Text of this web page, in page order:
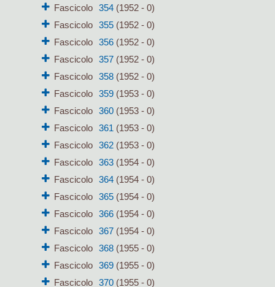
Fascicolo
354(1952 - 0)
Fascicolo
355(1952 - 0)
Fascicolo
356(1952 - 0)
Fascicolo
357(1952 - 0)
Fascicolo
358(1952 - 0)
Fascicolo
359(1953 - 0)
Fascicolo
360(1953 - 0)
Fascicolo
361 (1953 - 0)
Fascicolo
362(1953 - 0)
Fascicolo
363(1954 - 0)
Fascicolo
364(1954 - 0)
Fascicolo
365(1954 - 0)
Fascicolo
366(1954 - 0)
Fascicolo
367(1954 - 0)
Fascicolo
368(1955 - 0)
Fascicolo
369(1955 - 0)
Fascicolo
370(1955 - 0)